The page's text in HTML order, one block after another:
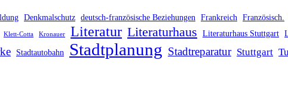
Denkmalschutz deutsch-französische Beziehungen Frankreich Französisch.
Klett-Cotta Kronauer Literatur Literaturhaus Literaturhaus Stuttgart
Stadtautobahn Stadtplanung Stadtreparatur Stuttgart